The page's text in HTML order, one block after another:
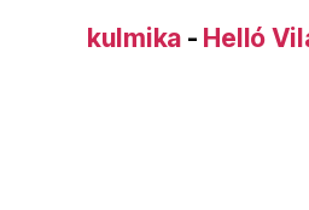
kulmika - Helló